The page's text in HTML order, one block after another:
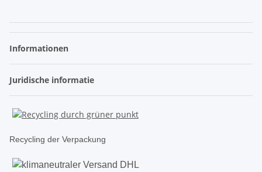
Informationen
Juridische informatie
Recycling der Verpackung